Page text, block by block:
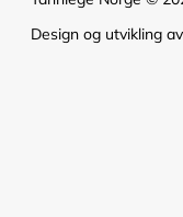
Design og utvikling av